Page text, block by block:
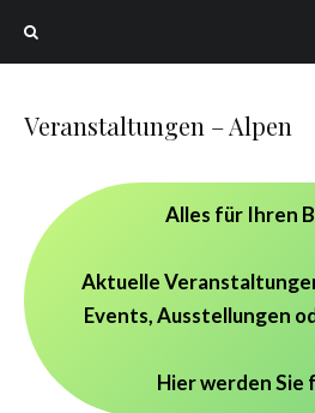
Veranstaltungen – Alpen
Alles für Ihren
Aktuelle
Events, Ausstellungen
Hier werden Sie